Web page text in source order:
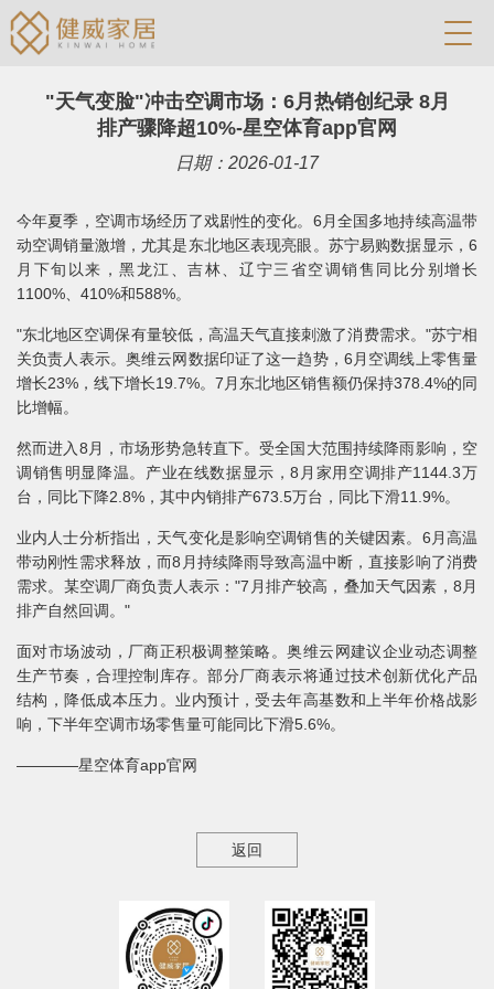
"天气变脸"冲击空调市场：6月热销创纪录 8月
排产骤降超10%-星空体育app官网
日期：2026-01-17
今年夏季，空调市场经历了戏剧性的变化。6月全国多地持续高温带
动空调销量激增，尤其是东北地区表现亮眼。苏宁易购数据显示，6
月下旬以来，黑龙江、吉林、辽宁三省空调销售同比分别增长
1100%、410%和588%。
"东北地区空调保有量较低，高温天气直接刺激了消费需求。"苏宁相
关负责人表示。奥维云网数据印证了这一趋势，6月空调线上零售量
增长23%，线下增长19.7%。7月东北地区销售额仍保持378.4%的同
比增幅。
然而进入8月，市场形势急转直下。受全国大范围持续降雨影响，空
调销售明显降温。产业在线数据显示，8月家用空调排产1144.3万
台，同比下降2.8%，其中内销排产673.5万台，同比下滑11.9%。
业内人士分析指出，天气变化是影响空调销售的关键因素。6月高温
带动刚性需求释放，而8月持续降雨导致高温中断，直接影响了消费
需求。某空调厂商负责人表示："7月排产较高，叠加天气因素，8月
排产自然回调。"
面对市场波动，厂商正积极调整策略。奥维云网建议企业动态调整
生产节奏，合理控制库存。部分厂商表示将通过技术创新优化产品
结构，降低成本压力。业内预计，受去年高基数和上半年价格战影
响，下半年空调市场零售量可能同比下滑5.6%。
————星空体育app官网
返回